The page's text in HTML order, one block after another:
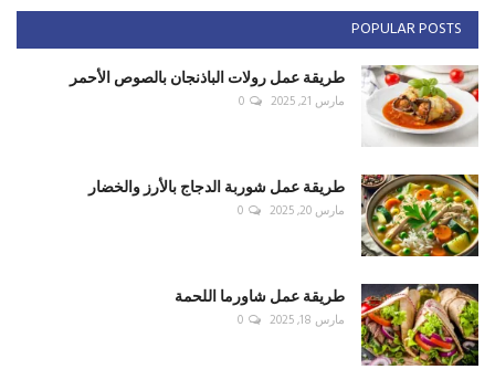
POPULAR POSTS
طريقة عمل رولات الباذنجان بالصوص الأحمر
مارس 21, 2025 0
طريقة عمل شوربة الدجاج بالأرز والخضار
مارس 20, 2025 0
طريقة عمل شاورما اللحمة
مارس 18, 2025 0